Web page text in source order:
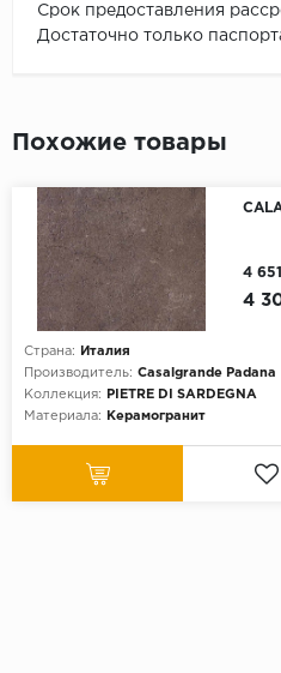
Срок предоставления
Достаточно только
Похожие товары
Страна:
Италия
Производитель: Casalgrande Padana
Коллекция:
PIETRE DI SARDEGNA
Материала:
Керамогранит
4
4